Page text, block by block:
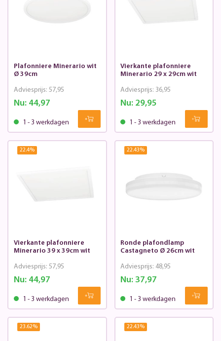
Plafonniere Minerario wit
Ø 39cm
Nu:44,97
Adviesprijs: 57,95
1 - 3 werkdagen
Vierkante plafonniere
Minerario 29 x 29cm wit
Nu: 29,95
Adviesprijs: 36,95
1 - 3 werkdagen
22.4%
Vierkante plafonniere
Minerario 39 x 39cm wit
Nu:44,97
Adviesprijs: 57,95
1 - 3 werkdagen
22.43%
Ronde plafondlamp
Castagneto Ø 26cm wit
Nu: 37,97
Adviesprijs: 48,95
1 - 3 werkdagen
23.62% 22.43%